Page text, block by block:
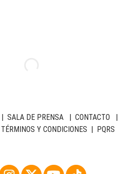
SALA DE PRENSA| CONTACTO
TÉRMINOS Y CONDICIONES PQRS